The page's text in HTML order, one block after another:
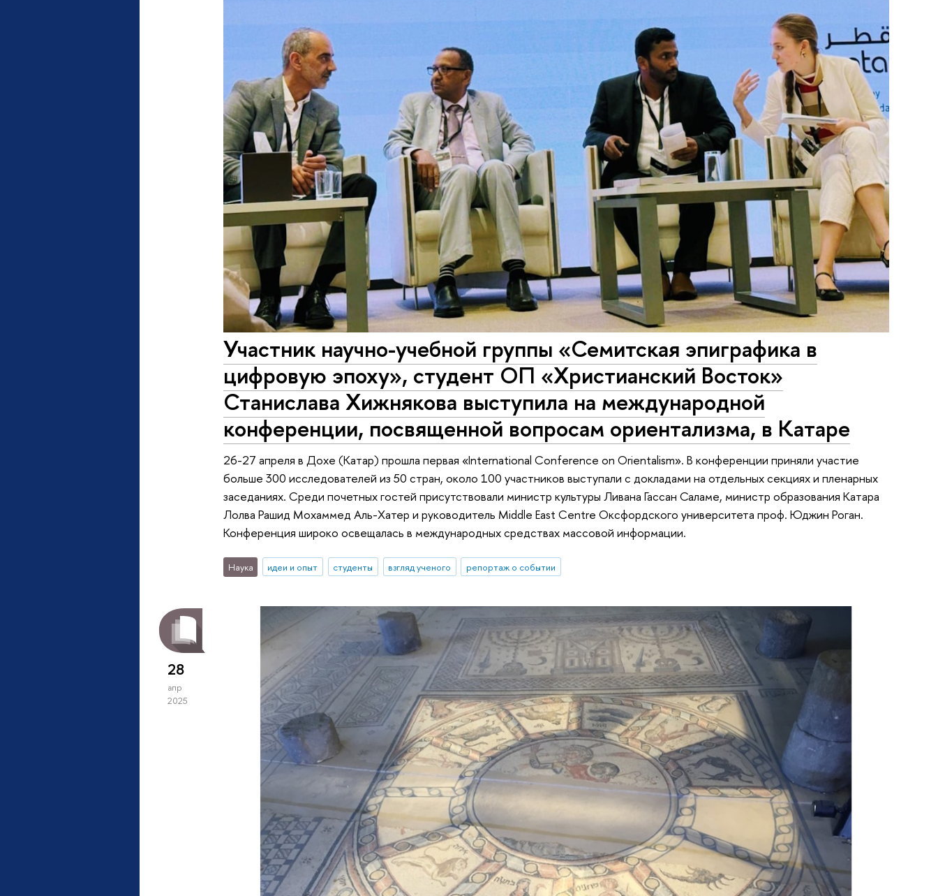
Участник научно-учебной группы «Семитская эпиграфика в
цифровую эпоху», студент ОП «Христианский Восток»
Станислава Хижнякова выступила на международной
конференции, посвященной вопросам ориентализма, в Катаре
26-27 апреля в Дохе (Катар) прошла первая «International Conference on Orientalism». В конференции приняли участие
больше 300 исследователей из 50 стран, около 100 участников выступали с докладами на отдельных секциях и пленарных
заседаниях. Среди почетных гостей присутствовали министр культуры Ливана Гассан Саламе, министр образования Катара
Лолва Рашид Мохаммед Аль-Хатер и руководитель Middle East Centre Оксфордского университета проф. Юджин Роган.
Конференция широко освещалась в международных средствах массовой информации.
Наука идеи и опыт студенты взгляд ученого репортаж о событии
28
апр
2025